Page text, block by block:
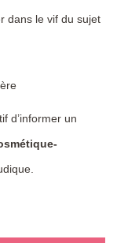
dans le vif du sujet
d’informer un